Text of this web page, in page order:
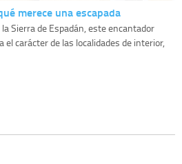
merece una escapada
Sierra de Espadán, este encantador
el carácter de las localidades de interior,